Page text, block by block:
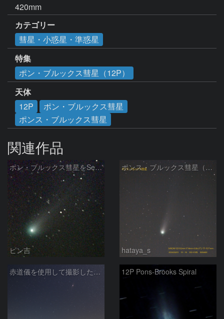
420mm
カテゴリー
彗星・小惑星・準惑星
特集
ポン・ブルックス彗星（12P）
天体
12P
ポン・ブルックス彗星
ポンス・ブルックス彗星
関連作品
ポン・ブルックス彗星をSeeStar S50で撮影画像を再処理
ピン吉
ポンス・ブルックス彗星（12P/Pons-Brooks）2024/04/01
hataya_s
赤道儀を使用して撮影した画像のSequatorによるコンポジット結果 12P Pons-Brooks Spiral